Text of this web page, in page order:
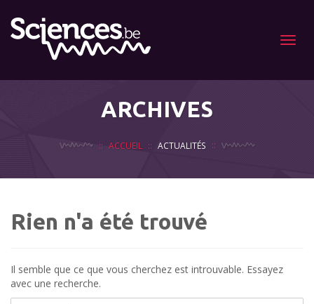
Menu
ARCHIVES
ACCUEIL ACTUALITÉS
Rien n'a été trouvé
Il semble que ce que vous cherchez est introuvable. Essayez
avec une recherche.